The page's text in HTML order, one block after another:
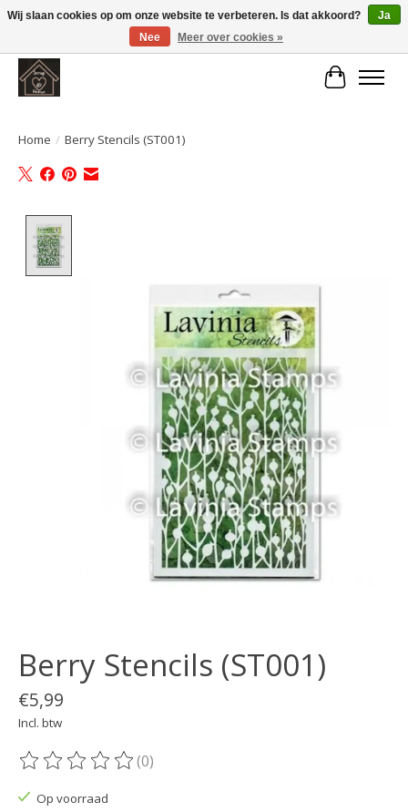
Large selection of products and fast shipping!
Home / Berry Stencils (ST001)
Berry Stencils (ST001)
€5,99
Incl. btw
De beoordeling van dit product is
(0)
Op voorraad
Wij slaan cookies op om onze website te verbeteren. Is dat akkoord?
Ja
Nee
Meer over cookies »